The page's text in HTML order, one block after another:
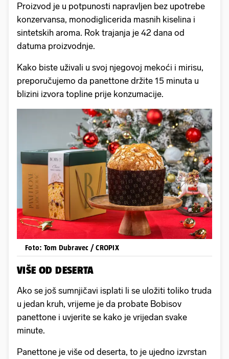
Proizvod je u potpunosti napravljen bez upotrebe
konzervansa, monodiglicerida masnih kiselina i
sintetskih aroma. Rok trajanja je 42 dana od
datuma proizvodnje.
Kako biste uživali u svoj njegovoj mekoći i mirisu,
preporučujemo da panettone držite 15 minuta u
blizini izvora topline prije konzumacije.
Foto: Tom Dubravec / CROPIX
VIŠE OD DESERTA
Ako se još sumnjičavi isplati li se uložiti toliko truda
u jedan kruh, vrijeme je da probate Bobisov
panettone i uvjerite se kako je vrijedan svake
minute.
Panettone je više od deserta, to je ujedno izvrstan